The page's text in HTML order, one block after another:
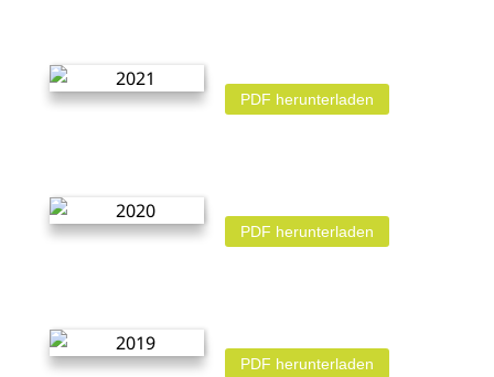
PDF herunterladen
PDF herunterladen
PDF herunterladen